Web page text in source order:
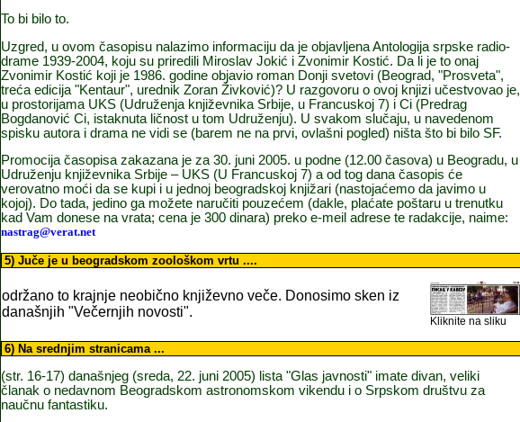
To bi bilo to.
Uzgred, u ovom časopisu nalazimo informaciju da je objavljena Antologija srpske radio-
drame 1939-2004, koju su priredili Miroslav Jokić i Zvonimir Kostić. Da li je to onaj
Zvonimir Kostić koji je 1986. godine objavio roman Donji svetovi (Beograd, "Prosveta",
treća edicija "Kentaur", urednik Zoran Živković)? U razgovoru o ovoj knjizi učestvovao je,
u prostorijama UKS (Udruženja književnika Srbije, u Francuskoj 7) i Ci (Predrag
Bogdanović Ci, istaknuta ličnost u tom Udruženju). U svakom slučaju, u navedenom
spisku autora i drama ne vidi se (barem ne na prvi, ovlašni pogled) ništa što bi bilo SF.
Promocija časopisa zakazana je za 30. juni 2005. u podne (12.00 časova) u Beogradu, u
Udruženju književnika Srbije – UKS (U Francuskoj 7) a od tog dana časopis će
verovatno moći da se kupi i u jednoj beogradskoj knjižari (nastojaćemo da javimo u
kojoj). Do tada, jedino ga možete naručiti pouzećem (dakle, plaćate poštaru u trenutku
kad Vam donese na vrata; cena je 300 dinara) preko e-meil adrese te radakcije, naime:
nastrag@verat.net
5) Juče je u beogradskom zoološkom vrtu ....
održano to krajnje neobično književno veče. Donosimo sken iz
današnjih "Večernjih novosti".
Kliknite na sliku
6) Na srednjim stranicama ...
(str. 16-17) današnjeg (sreda, 22. juni 2005) lista "Glas javnosti" imate divan, veliki
članak o nedavnom Beogradskom astronomskom vikendu i o Srpskom društvu za
naučnu fantastiku.